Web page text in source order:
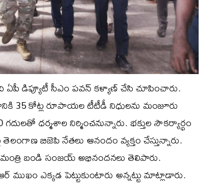
డిప్యూటీ సీఎం పవన్ కళ్యాణ్ చేసి చూపించారు.
కోట్ల రూపాయల టీటీడీ నిధులను మంజూరు
ధర్మశాల నిర్మించనున్నారు. భక్తుల సౌకర్యార్థం
బిజెపి నేతలు ఆనందం వ్యక్తం చేస్తున్నారు.
బండి సంజయ్ అభినందనలు తెలిపారు.
ఎక్కడ పెట్టుకుంటారు అన్నట్టు మాట్లాడారు.